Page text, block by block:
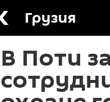
Грузия
В Поти